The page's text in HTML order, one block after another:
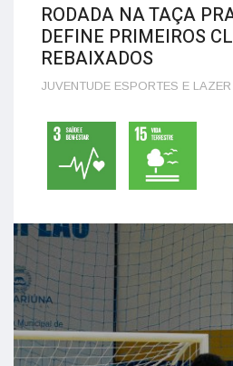
RODADA NA TAÇA
DEFINE PRIMEIROS
REBAIXADOS
JUVENTUDE ESPORTES E LAZER